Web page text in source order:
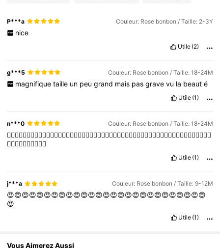
P***a Couleur: Rose bonbon / Taille: 2-3Y
nice
Utile (2)
g***5 Couleur: Rose bonbon / Taille: 18-24M
magnifique taille un peu grand mais pas grave vu la beaut é
Utile (1)
n***0 Couleur: Rose bonbon / Taille: 18-24M
👍🏻👍🏻👍🏻👍🏻👍🏻👍🏻👍🏻👍🏻👍🏻👍🏻👍🏻👍🏻👍🏻👍🏻👍🏻👍🏻👍🏻👍🏻👍🏻👍🏻👍🏻👍🏻👍🏻👍🏻👍🏻👍🏻
👍🏻👍🏻👍🏻👍🏻👍🏻
Utile (1)
j***a Couleur: Rose bonbon / Taille: 9-12M
😍😍😍😍😍😍😍😍😍😍😍😍😍😍😍😍😍😍😍😍😍😍😍😍😍😍😍
😍
Utile (1)
Vous Aimerez Aussi